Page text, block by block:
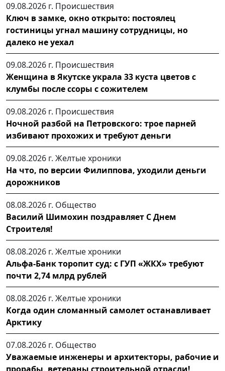
09.08.2026 г. Происшествия
Ключ в замке, окно открыто: постоялец
гостиницы угнал машину сотрудницы, но
далеко не уехал
09.08.2026 г. Происшествия
Женщина в Якутске украла 33 куста цветов с
клумбы после ссоры с сожителем
09.08.2026 г. Происшествия
Ночной разбой на Петровского: трое парней
избивают прохожих и требуют деньги
09.08.2026 г. Желтые хроники
На что, по версии Филиппова, уходили деньги
дорожников
08.08.2026 г. Общество
Василий Шимохин поздравляет С Днем
Строителя!
08.08.2026 г. Желтые хроники
Альфа-Банк торопит суд: с ГУП «ЖКХ» требуют
почти 2,74 млрд рублей
08.08.2026 г. Желтые хроники
Когда один сломанный самолет останавливает
Арктику
07.08.2026 г. Общество
Уважаемые инженеры и архитекторы, рабочие и